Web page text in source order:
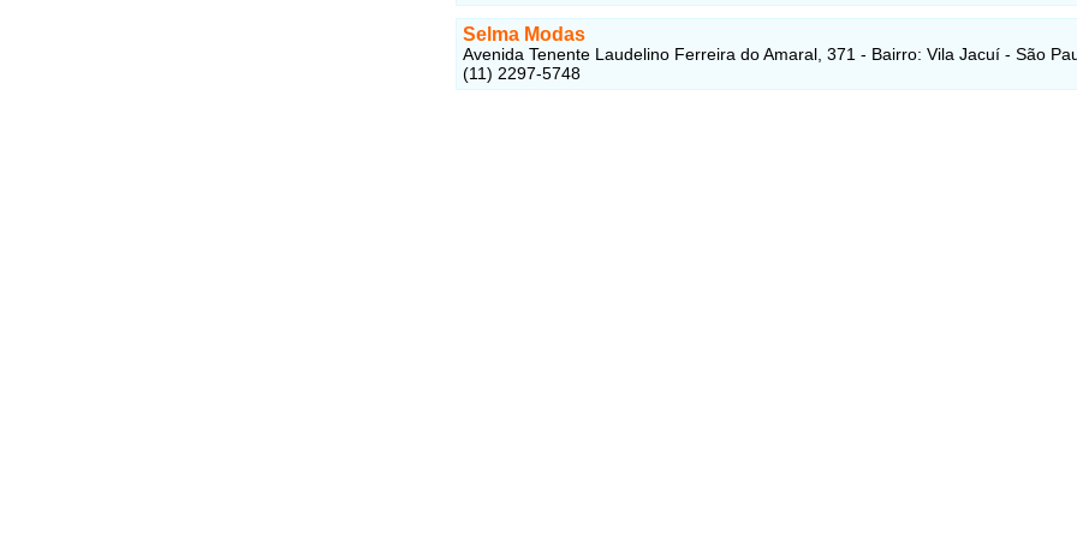
Selma Modas
Avenida Tenente Laudelino Ferreira do Amaral, 371 - Bairro: Vila Jacuí - São
(11) 2297-5748